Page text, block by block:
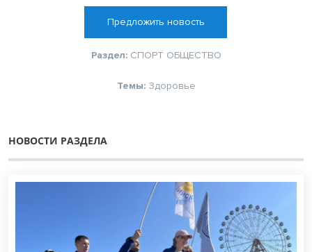
Предложить новость
Раздел: СПОРТ ОБЩЕСТВО
Темы: Здоровье
НОВОСТИ РАЗДЕЛА